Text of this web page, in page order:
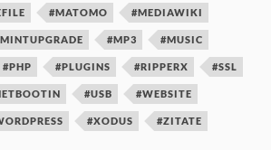
#MATOMO #MEDIAWIKI
#MP3 #MUSIC
#PHP #PLUGINS #RIPPERX #SSL
#USB #WEBSITE
#XODUS #ZITATE